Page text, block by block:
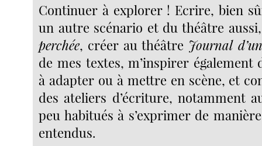
Continuer à explorer ! Ecrire, bien
un autre scénario et du théâtre
perchée, créer au théâtre Journal
de mes textes, m’inspirer également
à adapter ou à mettre en scène, et
des ateliers d’écriture, notamment
peu habitués à s’exprimer de
entendus.